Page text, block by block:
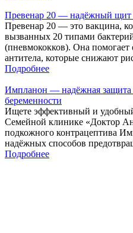
Превенар 20 — надёжный щит
Превенар 20 — это вакцина,
вызванных 20 типами
(пневмококков). Она помогает
антитела, которые снижают
Подробнее
Импланон — надёжная защита
беременности
Ищете эффективный и
Семейной клинике «Доктор
подкожного контрацептива
надёжных способов
Подробнее